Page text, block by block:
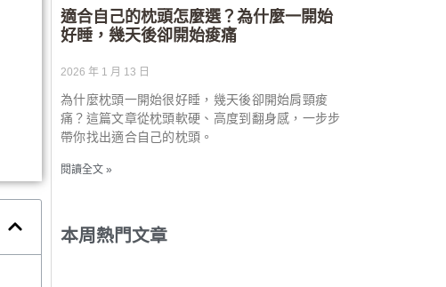
適合自己的枕頭怎麼選？為什麼一開始
好睡，幾天後卻開始痠痛
2026 年 1 月 13 日
為什麼枕頭一開始很好睡，幾天後卻開始肩頸痠
痛？這篇文章從枕頭軟硬、高度到翻身感，一步步
帶你找出適合自己的枕頭。
閱讀全文 »
本周熱門文章